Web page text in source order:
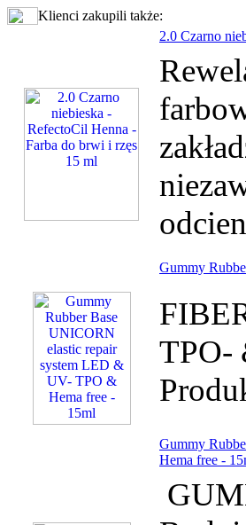
Klienci zakupili także:
2.0 Czarno
Gummy
TPO-
Gummy
Hema free -